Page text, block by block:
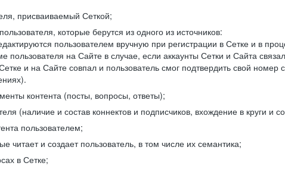
присваиваемый Сеткой;
которые берутся из одного из источников:
пользователем вручную при регистрации в Сетке и в
пользователя на Сайте в случае, если аккаунты Сетки и Сайта
и на Сайте совпал и пользователь смог подтвердить свой
контента (посты, вопросы, ответы);
(наличие и состав коннектов и подписчиков, вхождение в круги и
пользователем;
читает и создает пользователь, в том числе их семантика;
в Сетке;